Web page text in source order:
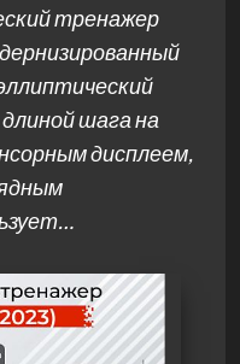
тренажер
шага на
дисплеем,